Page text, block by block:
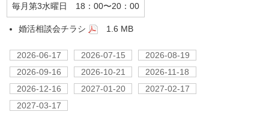
毎月第3水曜日 18：00〜20：00
婚活相談会チラシ 1.6 MB
2026-06-17 2026-07-15
2026-08-19
2026-09-16
2026-10-21
2026-11-18
2026-12-16
2027-01-20
2027-02-17
2027-03-17